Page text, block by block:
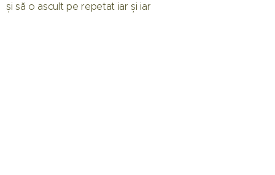
și să o ascult pe repetat iar și iar ❤